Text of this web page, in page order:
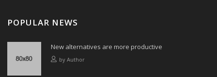
POPULAR NEWS
New alternatives are more productive
by Author